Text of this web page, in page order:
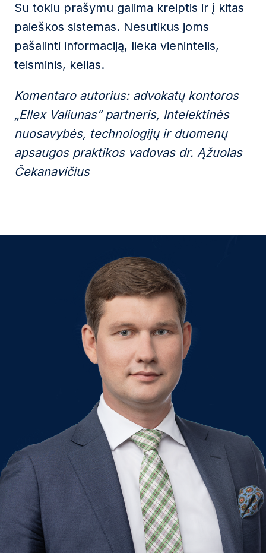
Su tokiu prašymu galima kreiptis ir į kitas
paieškos sistemas. Nesutikus joms
pašalinti informaciją, lieka vienintelis,
teisminis, kelias.
Komentaro autorius: advokatų kontoros
„Ellex Valiunas“ partneris, Intelektinės
nuosavybės, technologijų ir duomenų
apsaugos praktikos vadovas dr. Ąžuolas
Čekanavičius